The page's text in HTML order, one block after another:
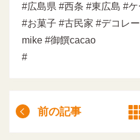
#広島県 #西条 #東広島 #
#お菓子 #古民家 #デコレ
mike #御饌cacao
#
前の記事